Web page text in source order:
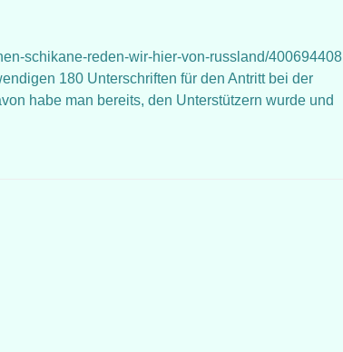
schikane-reden-wir-hier-von-russland/400694408
180 Unterschriften für den Antritt bei der
habe man bereits, den Unterstützern wurde und